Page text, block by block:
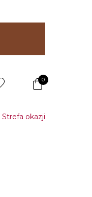
0
Strefa okazji